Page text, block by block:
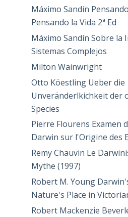
Máximo Sandín
Pensando la Vida 2ª Ed
Máximo Sandín Sobre la
Sistemas Complejos
Milton Wainwright
Otto Köestling Ueber die
Unveränderlkichkeit der
Species
Pierre Flourens Examen
Darwin sur l'Origine des
Remy Chauvin Le
Mythe (1997)
Robert M. Young
Nature's Place in
Robert Mackenzie